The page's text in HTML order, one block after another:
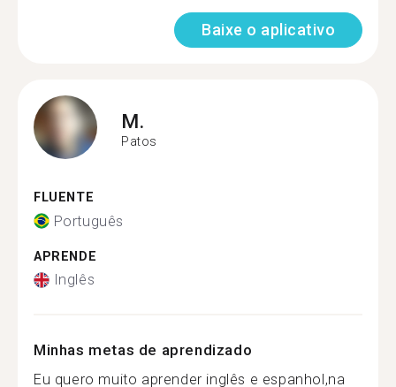
Baixe o aplicativo
M.
Patos
FLUENTE
Português
APRENDE
Inglês
Minhas metas de aprendizado
Eu quero muito aprender inglês e espanhol,na